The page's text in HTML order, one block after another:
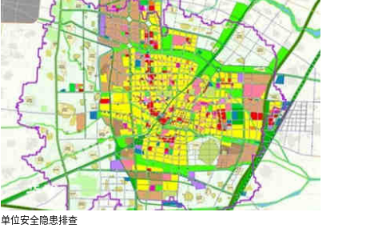
单位安全隐患排查